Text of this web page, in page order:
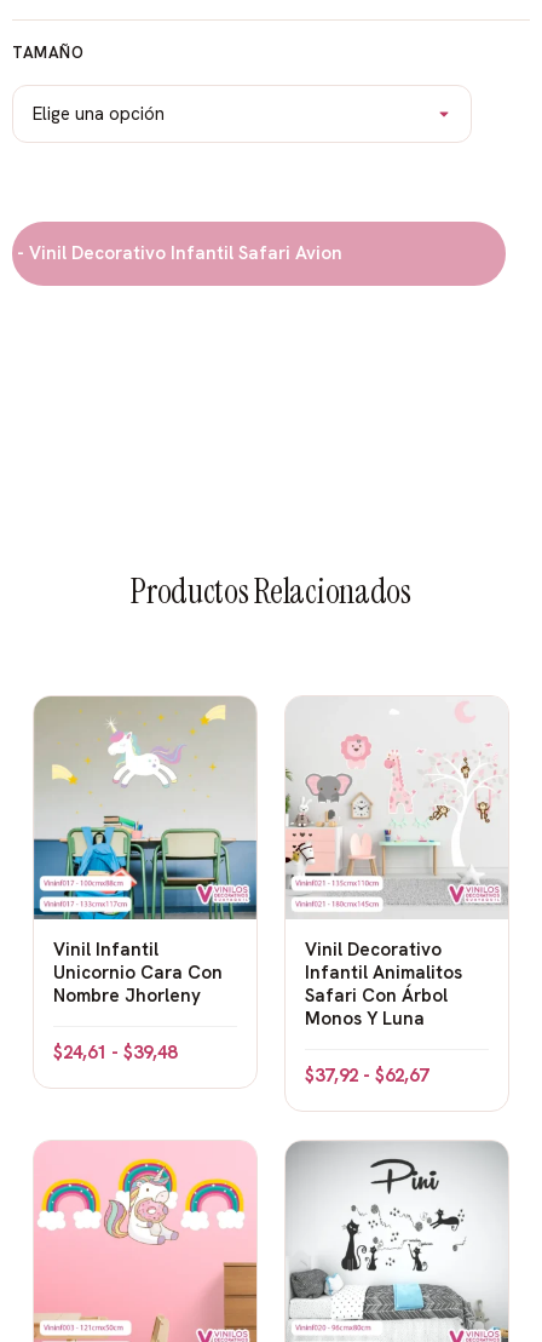
Regalos personalizados
TAMAÑO
Vinil Decorativo Infantil Safari Avion
Productos Relacionados
Vinil Infantil
Unicornio Cara Con
Nombre Jhorleny
$24,61 - $39,48
Vinil Decorativo
Infantil Animalitos
Safari Con Árbol
Monos Y Luna
$37,92 - $62,67